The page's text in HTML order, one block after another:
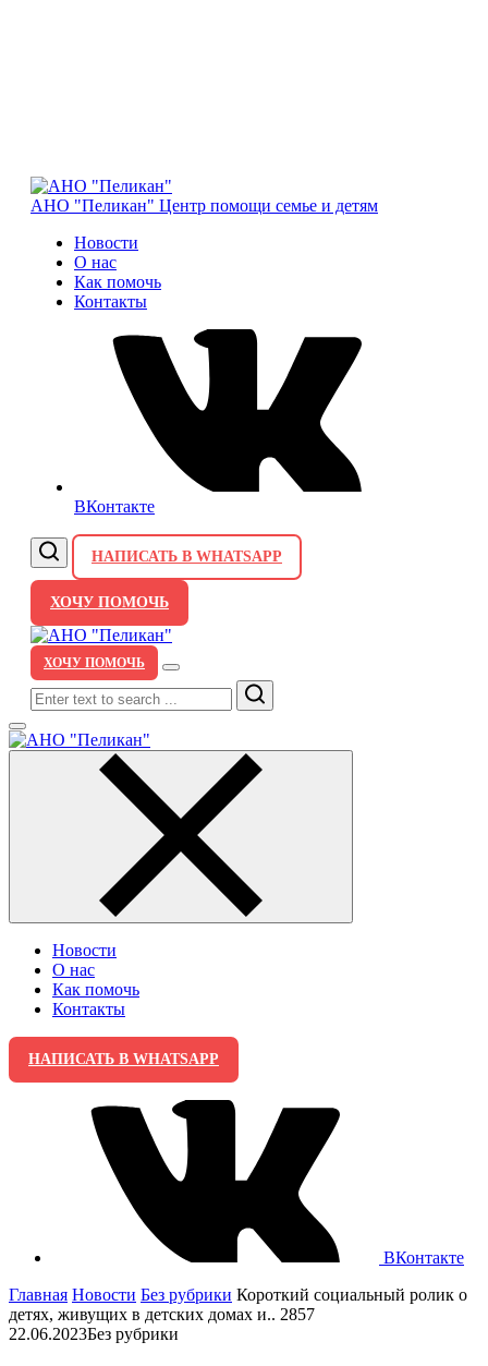
АНО "Пеликан" Центр помощи семье и детям
Новости
О нас
Как помочь
Контакты
ВКонтакте
НАПИСАТЬ В WHATSAPP
ХОЧУ ПОМОЧЬ
ХОЧУ ПОМОЧЬ
Search
Новости
О нас
Как помочь
Контакты
НАПИСАТЬ В WHATSAPP
ВКонтакте
Главная Новости Без рубрики Короткий социальный ролик о
детях, живущих в детских домах и.. 2857
22.06.2023Без рубрики